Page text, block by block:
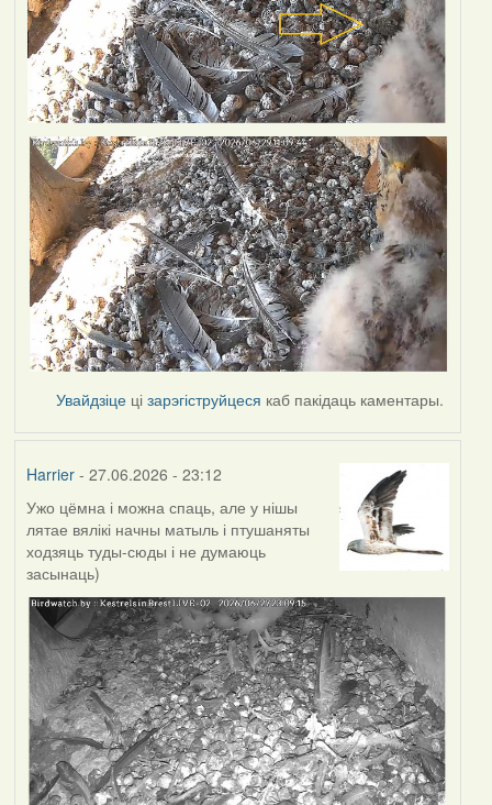
Увайдзіце цізарэгіструйцеся каб пакідаць каментары.
Harrier- 27.06.2026 - 23:12
Ужо цёмна і можна спаць, але у нішы
лятае вялікі начны матыль і птушаняты
ходзяць туды-сюды і не думаюць
засынаць)